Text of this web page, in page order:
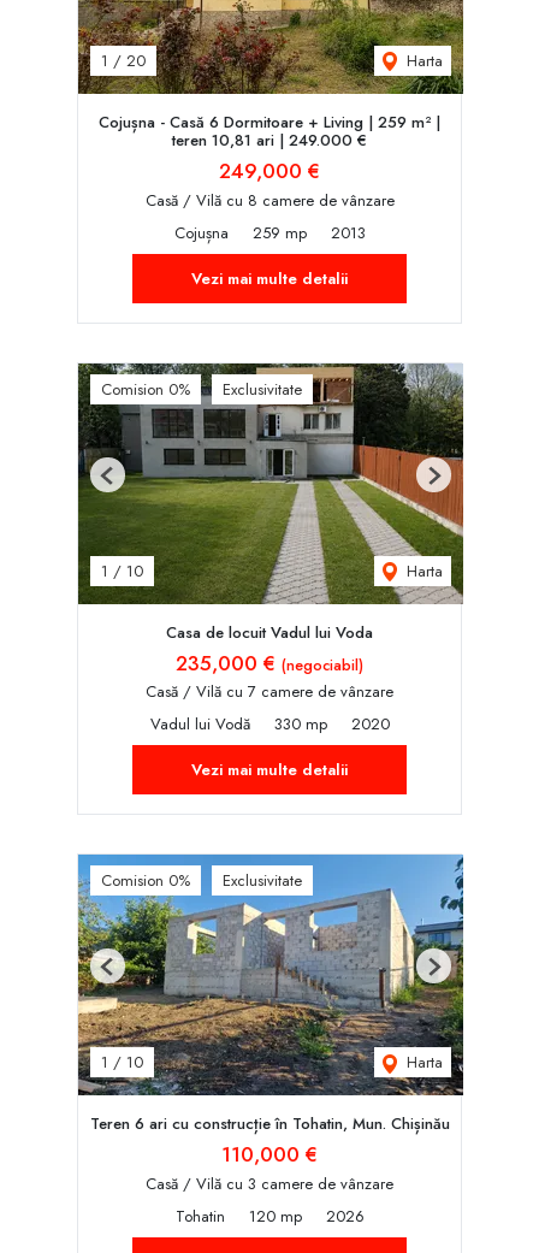
1 / 20 Harta
Cojușna - Casă 6 Dormitoare + Living | 259 m² |
teren 10,81 ari | 249.000 €
249,000 €
Casă / Vilă cu 8 camere de vânzare
Cojușna
259 mp
2013
Vezi mai multe detalii
Comision 0% Exclusivitate
1 / 10 Harta
Previous Next
Casa de locuit Vadul lui Voda
235,000 € (negociabil)
Casă / Vilă cu 7 camere de vânzare
Vadul lui Vodă
330 mp
2020
Vezi mai multe detalii
Comision 0% Exclusivitate
1 / 10 Harta
Previous Next
Teren 6 ari cu construcție în Tohatin, Mun. Chișinău
110,000 €
Casă / Vilă cu 3 camere de vânzare
Tohatin
120 mp
2026